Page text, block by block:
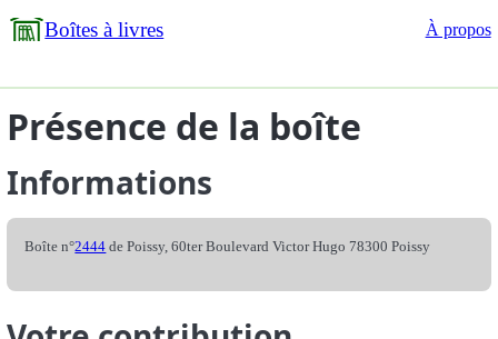
Boîtes à livres À propos
Présence de la boîte
Informations
Boîte n°2444 de Poissy, 60ter Boulevard Victor Hugo 78300 Poissy